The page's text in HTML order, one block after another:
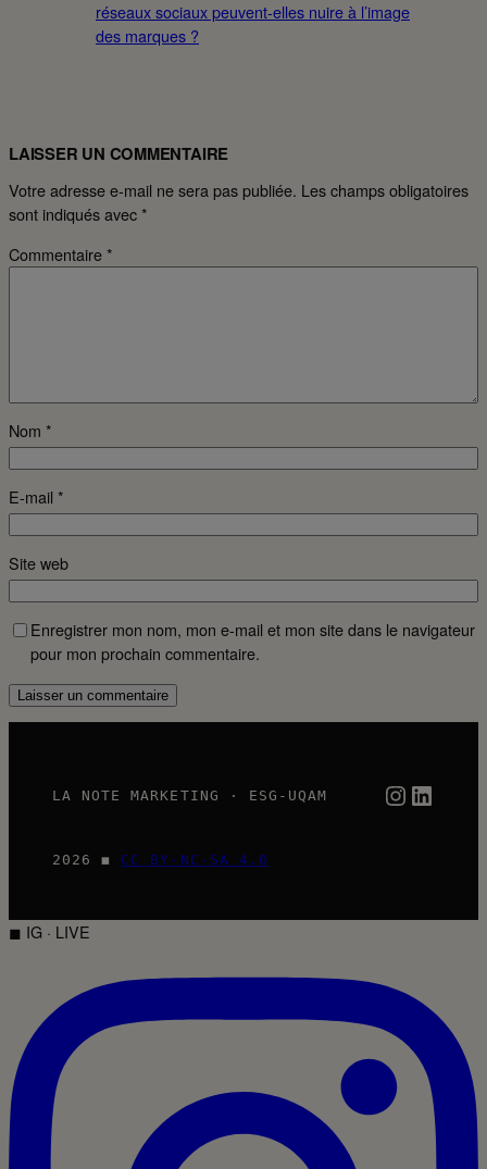
réseaux sociaux peuvent-elles nuire à l’image
des marques ?
LAISSER UN COMMENTAIRE
Votre adresse e-mail ne sera pas publiée. Les champs obligatoires
sont indiqués avec*
Commentaire*
Nom *
E-mail *
Site web
Enregistrer mon nom, mon e-mail et mon site dans le navigateur
pour mon prochain commentaire.
LA NOTE MARKETING · ESG-UQAM
2026 ◼ CC BY-NC-SA 4.0
◼ IG · LIVE